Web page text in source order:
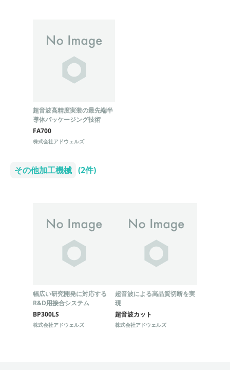
超音波高精度実装の最先端半
導体パッケージング技術
FA700
株式会社アドウェルズ
その他加工機械 (2件)
幅広い研究開発に対応する
R&D用接合システム
BP300LS
株式会社アドウェルズ
超音波による高品質切断を実
現
超音波カット
株式会社アドウェルズ